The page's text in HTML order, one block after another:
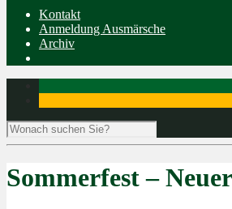
Kontakt
Anmeldung Ausmärsche
Archiv
Sommerfest –